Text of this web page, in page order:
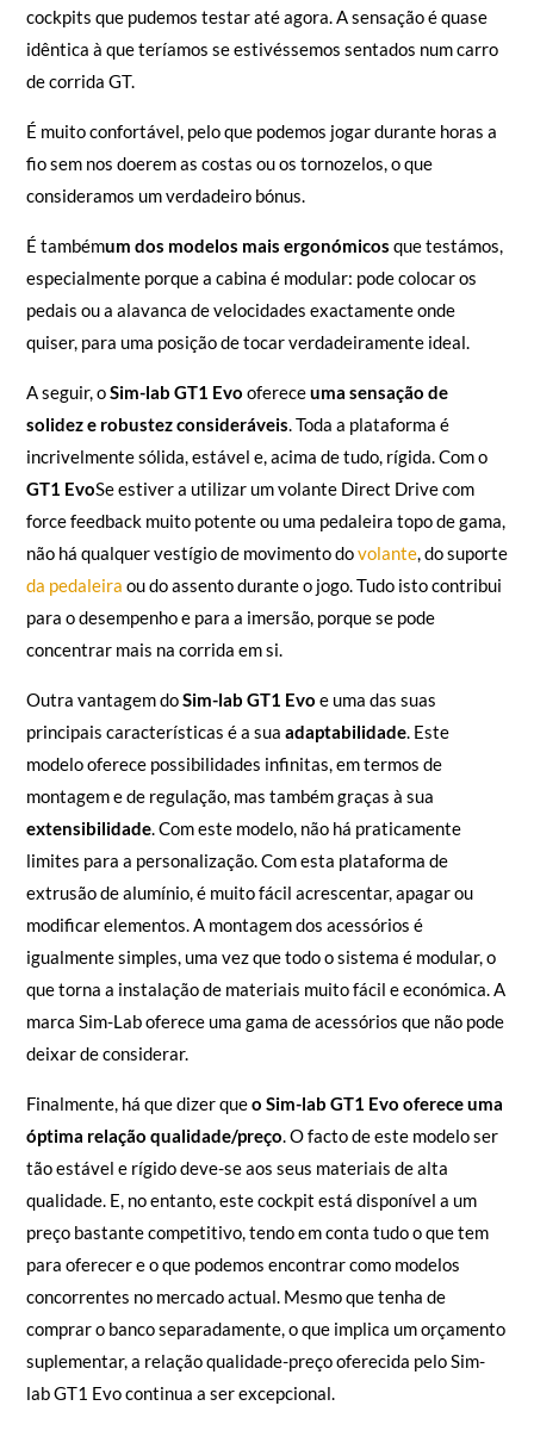
cockpits que pudemos testar até agora. A sensação é quase
idêntica à que teríamos se estivéssemos sentados num carro
de corrida GT.
É muito confortável, pelo que podemos jogar durante horas a
fio sem nos doerem as costas ou os tornozelos, o que
consideramos um verdadeiro bónus.
É tambémum dos modelos mais ergonómicos que testámos,
especialmente porque a cabina é modular: pode colocar os
pedais ou a alavanca de velocidades exactamente onde
quiser, para uma posição de tocar verdadeiramente ideal.
A seguir, oSim-lab GT1 Evo ofereceuma sensação de
solidez e robustez consideráveis. Toda a plataforma é
incrivelmente sólida, estável e, acima de tudo, rígida. Com o
GT1 EvoSe estiver a utilizar um volante Direct Drive com
force feedback muito potente ou uma pedaleira topo de gama,
não há qualquer vestígio de movimento dovolante, do suporte
da pedaleira ou do assento durante o jogo. Tudo isto contribui
para o desempenho e para a imersão, porque se pode
concentrar mais na corrida em si.
Outra vantagem doSim-lab GT1 Evo e uma das suas
principais características é a sua adaptabilidade. Este
modelo oferece possibilidades infinitas, em termos de
montagem e de regulação, mas também graças à sua
extensibilidade. Com este modelo, não há praticamente
limites para a personalização. Com esta plataforma de
extrusão de alumínio, é muito fácil acrescentar, apagar ou
modificar elementos. A montagem dos acessórios é
igualmente simples, uma vez que todo o sistema é modular, o
que torna a instalação de materiais muito fácil e económica. A
marca Sim-Lab oferece uma gama de acessórios que não pode
deixar de considerar.
Finalmente, há que dizer queo Sim-lab GT1 Evo oferece uma
óptima relação qualidade/preço. O facto de este modelo ser
tão estável e rígido deve-se aos seus materiais de alta
qualidade. E, no entanto, este cockpit está disponível a um
preço bastante competitivo, tendo em conta tudo o que tem
para oferecer e o que podemos encontrar como modelos
concorrentes no mercado actual. Mesmo que tenha de
comprar o banco separadamente, o que implica um orçamento
suplementar, a relação qualidade-preço oferecida pelo Sim-
lab GT1 Evo continua a ser excepcional.